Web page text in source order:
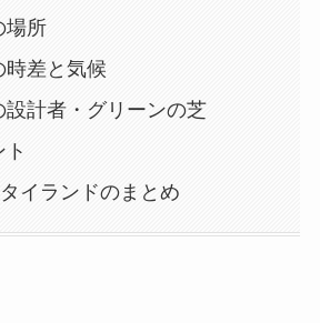
場所
時差と気候
設計者・グリーンの芝
イランドのまとめ